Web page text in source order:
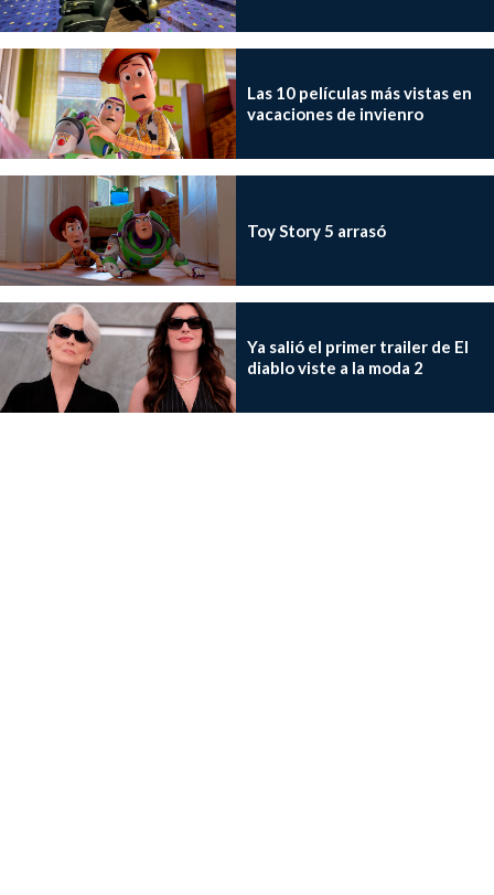
Las 10 películas más vistas en
vacaciones de invienro
Toy Story 5 arrasó
Ya salió el primer trailer de El
diablo viste a la moda 2